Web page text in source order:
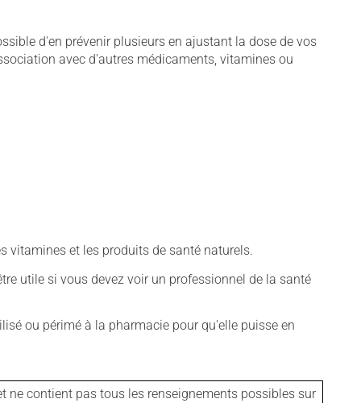
d'en prévenir plusieurs en ajustant la dose de vos
avec d'autres médicaments, vitamines ou
vitamines et les produits de santé naturels.
utile si vous devez voir un professionnel de la santé
ou périmé à la pharmacie pour qu'elle puisse en
ne contient pas tous les renseignements possibles sur